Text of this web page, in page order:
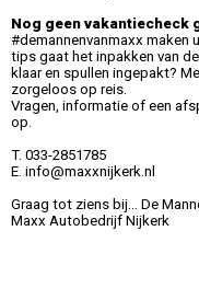
Nog geen vakantiecheck
#demannenvanmaxx maken
tips gaat het inpakken van
klaar en spullen ingepakt?
zorgeloos op reis.
Vragen, informatie of een
op.
T. 033-2851785
E. info@maxxnijkerk.nl
Graag tot ziens bij… De
Maxx Autobedrijf Nijkerk